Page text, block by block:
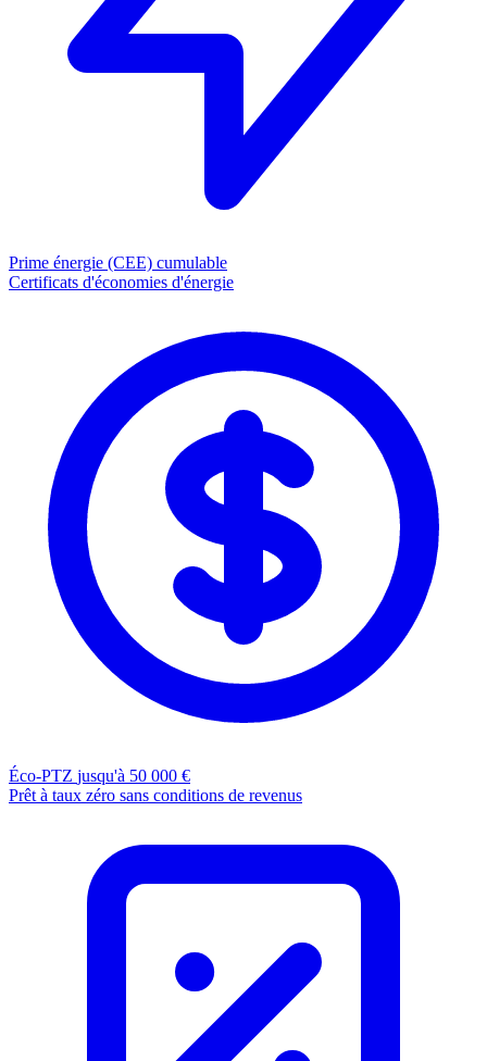
Prime énergie (CEE) cumulable
Certificats d'économies d'énergie
Éco-PTZ jusqu'à 50 000 €
Prêt à taux zéro sans conditions de revenus